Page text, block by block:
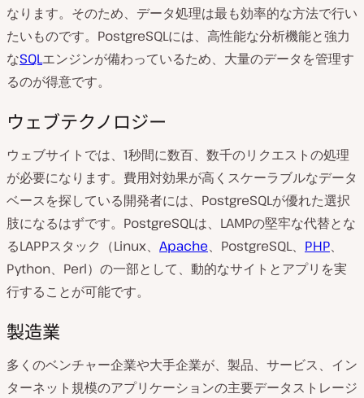
なります。そのため、データ処理は最も効率的な方法で行い
たいものです。PostgreSQLには、高性能な分析機能と強力
なSQLエンジンが備わっているため、大量のデータを管理す
るのが得意です。
ウェブテクノロジー
ウェブサイトでは、1秒間に数百、数千のリクエストの処理
が必要になります。費用対効果が高くスケーラブルなデータ
ベースを探している開発者には、PostgreSQLが優れた選択
肢になるはずです。PostgreSQLは、LAMPの堅牢な代替とな
るLAPPスタック（Linux、 Apache、PostgreSQL、 PHP、
Python、Perl）の一部として、動的なサイトとアプリを実
行することが可能です。
製造業
多くのベンチャー企業や大手企業が、製品、サービス、イン
ターネット規模のアプリケーションの主要データストレージ